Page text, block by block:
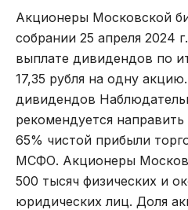
Акционеры Московской
собрании 25 апреля 2024 г.
выплате дивидендов по
17,35 рубля на одну
дивидендов
рекомендуется
65% чистой прибыли
МСФО. Акционеры
500 тысяч физических и
юридических лиц. Доля